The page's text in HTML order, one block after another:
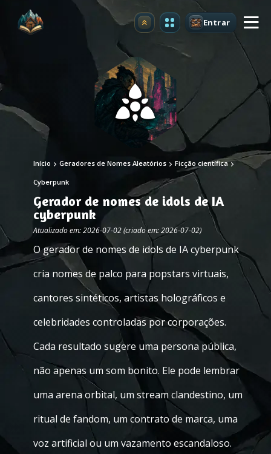
Atualizar Entrar
Início Geradores de Nomes Aleatórios Ficção científica
Cyberpunk
Gerador de nomes de idols de IA
cyberpunk
Atualizado em: 2026-07-02 (criado em: 2026-07-02)
O gerador de nomes de idols de IA cyberpunk
cria nomes de palco para popstars virtuais,
cantores sintéticos, artistas holográficos e
celebridades controladas por corporações.
Cada resultado sugere uma persona pública,
não apenas um som bonito. Ele pode lembrar
uma arena orbital, um stream clandestino, um
ritual de fandom, um contrato de marca, uma
voz artificial ou um vazamento escandaloso.